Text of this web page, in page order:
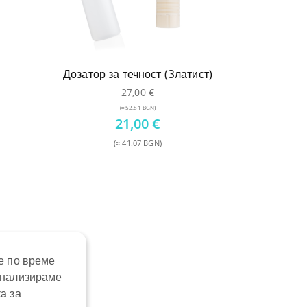
Дозатор за течност (Златист)
27,00€
(≈ 52.81 BGN)
Original
price
was:
21,00€
(≈ 41.07 BGN)
по време
за